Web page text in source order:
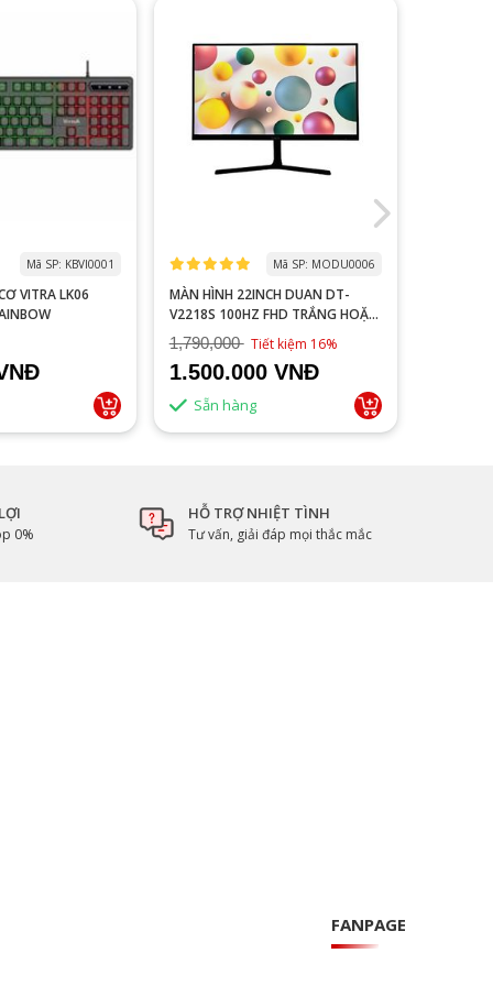
Mã SP: KBVI0001 Mã SP: MODU0006
MÀN HÌNH 22INCH DUAN DT-
V2218S 100HZ FHD TRẮNG HOẶC
ĐEN
1,790,000 Tiết kiệm 16%
1.500.000 VNĐ
Sẵn hàng
0%
HỖ TRỢ NHIỆT TÌNH
Tư vấn, giải đáp mọi thắc mắc
FANPAGE